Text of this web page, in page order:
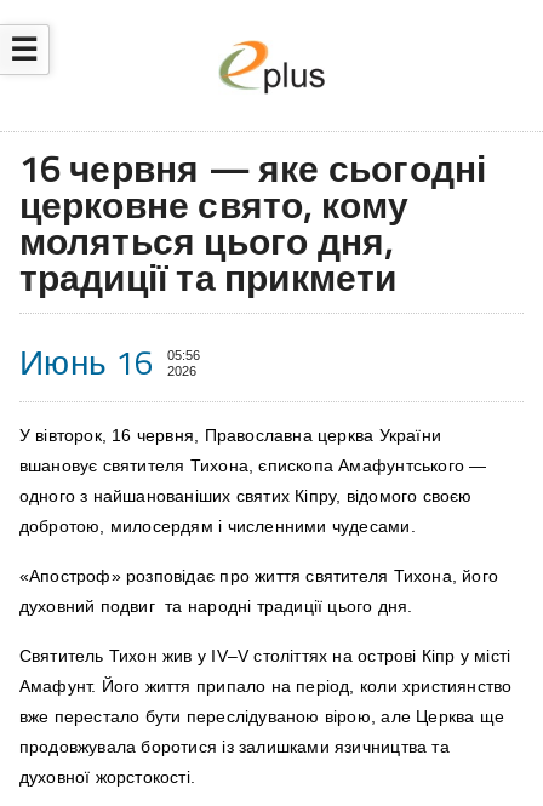
☰
16 червня — яке сьогодні
церковне свято, кому
моляться цього дня,
традиції та прикмети
Июнь 16
05:56
2026
У вівторок, 16 червня, Православна церква України
вшановує святителя Тихона, єпископа Амафунтського —
одного з найшанованіших святих Кіпру, відомого своєю
добротою, милосердям і численними чудесами.
«Апостроф» розповідає про життя святителя Тихона, його
духовний подвиг та народні традиції цього дня.
Святитель Тихон жив у IV–V століттях на острові Кіпр у місті
Амафунт. Його життя припало на період, коли християнство
вже перестало бути переслідуваною вірою, але Церква ще
продовжувала боротися із залишками язичництва та
духовної жорстокості.